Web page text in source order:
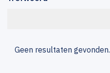
Geen resultaten gevonden.